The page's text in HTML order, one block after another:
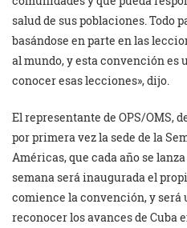
salud de sus poblaciones. Todo
basándose en parte en las
al mundo, y esta convención es
conocer esas lecciones», dijo.
El representante de OPS/OMS,
por primera vez la sede de la
Américas, que cada año se
semana será inaugurada el
comience la convención, y será
reconocer los avances de Cuba